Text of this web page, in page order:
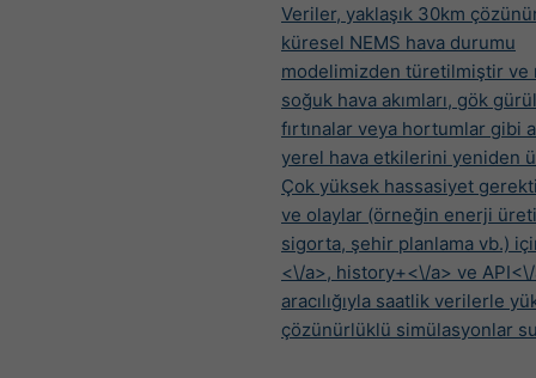
Veriler, yaklaşık 30km
küresel NEMS hava durumu
modelimizden türetilmiştir ve
soğuk hava akımları, gök
fırtınalar veya hortumlar gibi
yerel hava etkilerini yeniden
Çok yüksek hassasiyet
ve olaylar (örneğin enerji
sigorta, şehir planlama vb.)
<\/a>, history+<\/a> ve
aracılığıyla saatlik verilerle
çözünürlüklü simülasyonlar